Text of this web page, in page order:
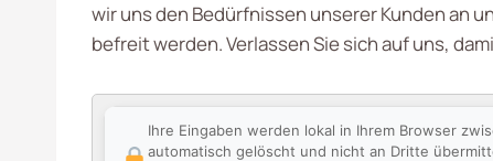
wir uns den Bedürfnissen unserer Kunden an
befreit werden. Verlassen Sie sich auf uns,
Ihre Eingaben werden lokal in Ihrem Browser
automatisch gelöscht und nicht an Dritte